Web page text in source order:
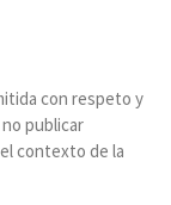
con respeto y
publicar
contexto de la